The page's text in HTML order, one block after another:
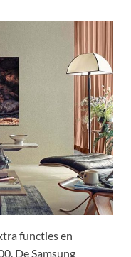
functies en
De Samsung